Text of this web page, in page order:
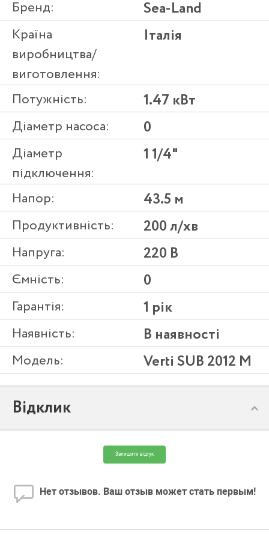
Бренд: Sea-Land
Країна
виробництва/
виготовлення:
Італія
Потужність: 1.47 кВт
Діаметр насоса: 0
Діаметр
підключення:
1 1/4"
Напор: 43.5 м
Продуктивність: 200 л/хв
Напруга: 220 В
Ємність: 0
Гарантія: 1 рік
Наявність: В наявності
Модель: Verti SUB 2012 M
Відклик
Залишити відгук
Нет отзывов. Ваш отзыв может стать первым!